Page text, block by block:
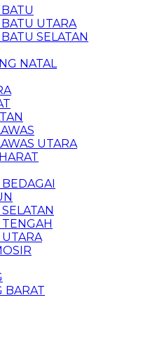
UTARA
SELATAN
NATAL
UTARA
BARAT